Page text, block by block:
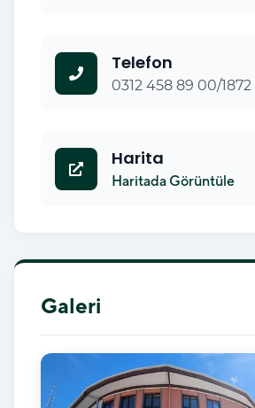
Telefon
0312 458 89 00/1872
Harita
Haritada Görüntüle
Galeri